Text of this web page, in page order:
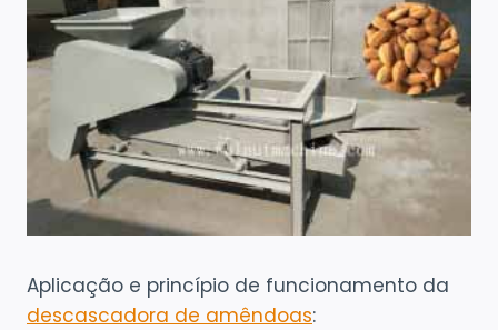
Aplicação e princípio de funcionamento da
descascadora de amêndoas: